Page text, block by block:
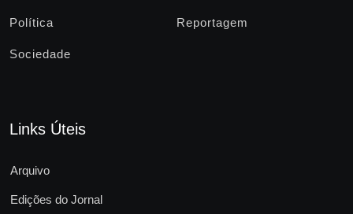
Política Reportagem
Sociedade
Links Úteis
Arquivo
Edições do Jornal